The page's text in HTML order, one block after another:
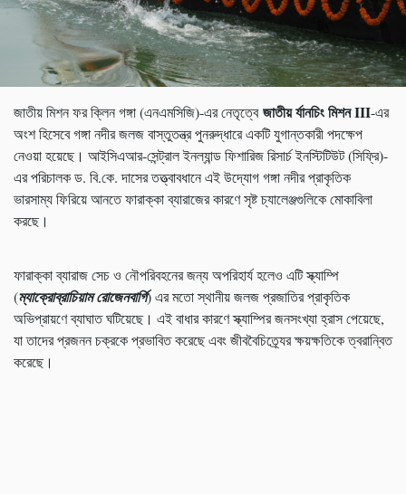
জাতীয় মিশন ফর ক্লিন গঙ্গা (এনএমসিজি)-এর নেতৃত্বেজাতীয় র্যানচিং মিশন III-এর
অংশ হিসেবে গঙ্গা নদীর জলজ বাস্তুতন্ত্র পুনরুদ্ধারে একটি যুগান্তকারী পদক্ষেপ
নেওয়া হয়েছে। আইসিএআর-সেন্ট্রাল ইনল্যান্ড ফিশারিজ রিসার্চ ইনস্টিটিউট (সিফ্রি)-
এর পরিচালক ড. বি.কে. দাসের তত্ত্বাবধানে এই উদ্যোগ গঙ্গা নদীর প্রাকৃতিক
ভারসাম্য ফিরিয়ে আনতে ফারাক্কা ব্যারাজের কারণে সৃষ্ট চ্যালেঞ্জগুলিকে মোকাবিলা
করছে।
ফারাক্কা ব্যারাজ সেচ ও নৌপরিবহনের জন্য অপরিহার্য হলেও এটি স্ক্যাম্পি
(ম্যাক্রোব্রাচিয়াম রোজেনবার্গি) এর মতো স্থানীয় জলজ প্রজাতির প্রাকৃতিক
অভিপ্রায়ণে ব্যাঘাত ঘটিয়েছে। এই বাধার কারণে স্ক্যাম্পির জনসংখ্যা হ্রাস পেয়েছে,
যা তাদের প্রজনন চক্রকে প্রভাবিত করেছে এবং জীববৈচিত্র্যের ক্ষয়ক্ষতিকে ত্বরান্বিত
করেছে।